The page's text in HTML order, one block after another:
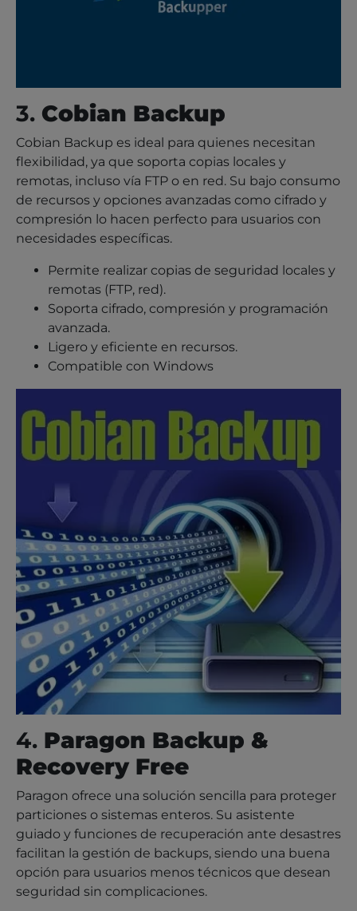
3. Cobian Backup
Cobian Backup es ideal para quienes necesitan
flexibilidad, ya que soporta copias locales y
remotas, incluso vía FTP o en red. Su bajo consumo
de recursos y opciones avanzadas como cifrado y
compresión lo hacen perfecto para usuarios con
necesidades específicas.
Permite realizar copias de seguridad locales y
remotas (FTP, red).
Soporta cifrado, compresión y programación
avanzada.
Ligero y eficiente en recursos.
Compatible con Windows
4. Paragon Backup &
Recovery Free
Paragon ofrece una solución sencilla para proteger
particiones o sistemas enteros. Su asistente
guiado y funciones de recuperación ante desastres
facilitan la gestión de backups, siendo una buena
opción para usuarios menos técnicos que desean
seguridad sin complicaciones.